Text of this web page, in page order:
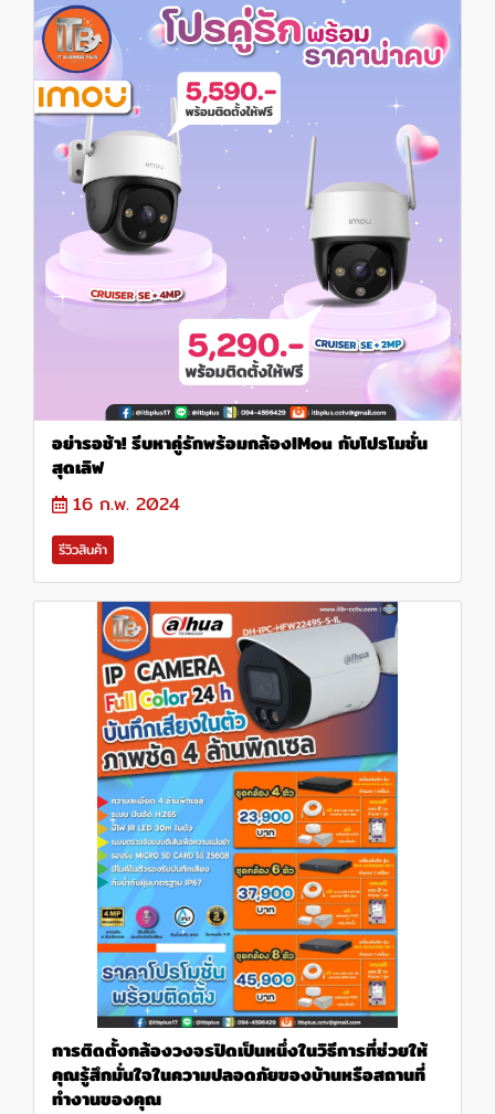
อย่ารอช้า! รีบหาคู่รักพร้อมกล้องIMou กับโปรโมชั่น
สุดเลิฟ
16 ก.พ. 2024
รีวิวสินค้า
การติดตั้งกล้องวงจรปิดเป็นหนึ่งในวิธีการที่ช่วยให้
คุณรู้สึกมั่นใจในความปลอดภัยของบ้านหรือสถานที่
ทำงานของคุณ